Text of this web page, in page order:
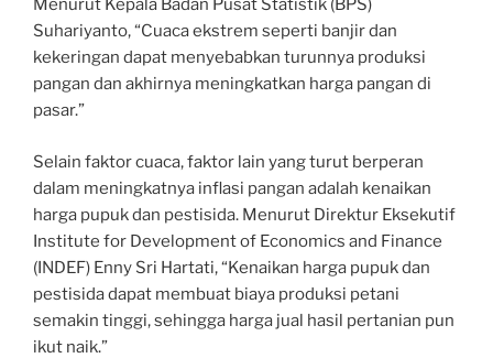
Menurut Kepala Badan Pusat Statistik (BPS)
Suhariyanto, “Cuaca ekstrem seperti banjir dan
kekeringan dapat menyebabkan turunnya produksi
pangan dan akhirnya meningkatkan harga pangan di
pasar.”
Selain faktor cuaca, faktor lain yang turut berperan
dalam meningkatnya inflasi pangan adalah kenaikan
harga pupuk dan pestisida. Menurut Direktur Eksekutif
Institute for Development of Economics and Finance
(INDEF) Enny Sri Hartati, “Kenaikan harga pupuk dan
pestisida dapat membuat biaya produksi petani
semakin tinggi, sehingga harga jual hasil pertanian pun
ikut naik.”